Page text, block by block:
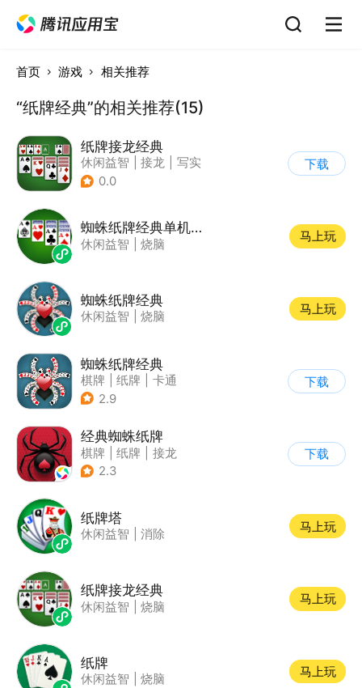
首页 游戏 相关推荐
“纸牌经典”的相关推荐(15)
纸牌接龙经典
休闲益智 接龙
写实
| 棋牌
0.0
下载
蜘蛛纸牌经典单机游戏
休闲益智 烧脑
马上玩
蜘蛛纸牌经典
休闲益智 烧脑
马上玩
蜘蛛纸牌经典
棋牌 纸牌
卡通
| 休闲益智
2.9
下载
经典蜘蛛纸牌
棋牌 纸牌
接龙
2.3
下载
纸牌塔
休闲益智 消除
马上玩
纸牌接龙经典
休闲益智 烧脑
马上玩
纸牌
休闲益智 烧脑
马上玩